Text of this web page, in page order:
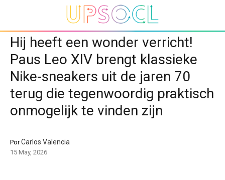
Hij heeft een wonder verricht!
Paus Leo XIV brengt klassieke
Nike-sneakers uit de jaren 70
terug die tegenwoordig praktisch
onmogelijk te vinden zijn
PorCarlos Valencia
15 May, 2026